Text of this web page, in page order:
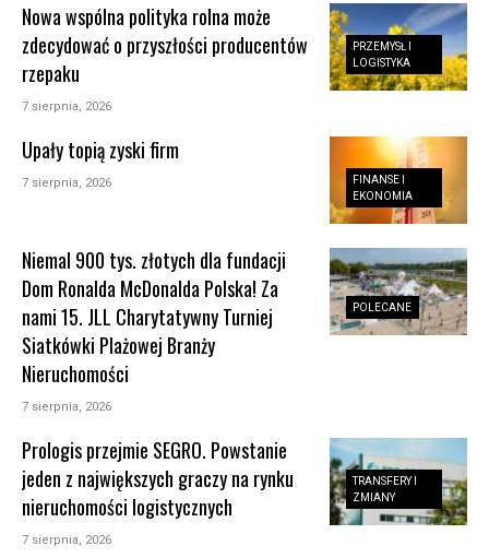
PRZEMYSŁ I
LOGISTYKA
Nowa wspólna polityka rolna może
zdecydować o przyszłości producentów
rzepaku
7 sierpnia, 2026
FINANSE I
EKONOMIA
Upały topią zyski firm
7 sierpnia, 2026
POLECANE
Niemal 900 tys. złotych dla fundacji
Dom Ronalda McDonalda Polska! Za
nami 15. JLL Charytatywny Turniej
Siatkówki Plażowej Branży
Nieruchomości
7 sierpnia, 2026
TRANSFERY I
ZMIANY
Prologis przejmie SEGRO. Powstanie
jeden z największych graczy na rynku
nieruchomości logistycznych
7 sierpnia, 2026